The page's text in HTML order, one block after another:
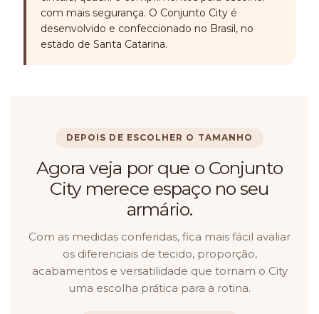
com mais segurança. O Conjunto City é
desenvolvido e confeccionado no Brasil, no
estado de Santa Catarina.
DEPOIS DE ESCOLHER O TAMANHO
Agora veja por que o Conjunto
City merece espaço no seu
armário.
Com as medidas conferidas, fica mais fácil avaliar
os diferenciais de tecido, proporção,
acabamentos e versatilidade que tornam o City
uma escolha prática para a rotina.